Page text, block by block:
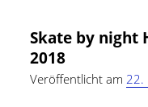
GmbH
In meiner Freizeit bin
Celle
–
2018
Skate by night
2018
Veröffentlicht am22.